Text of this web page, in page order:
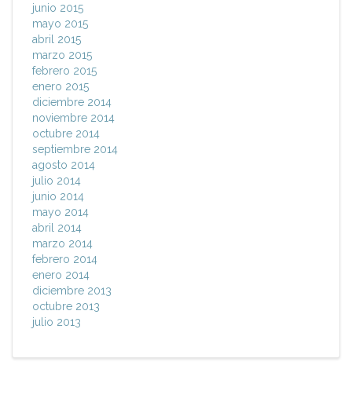
junio 2015
mayo 2015
abril 2015
marzo 2015
febrero 2015
enero 2015
diciembre 2014
noviembre 2014
octubre 2014
septiembre 2014
agosto 2014
julio 2014
junio 2014
mayo 2014
abril 2014
marzo 2014
febrero 2014
enero 2014
diciembre 2013
octubre 2013
julio 2013